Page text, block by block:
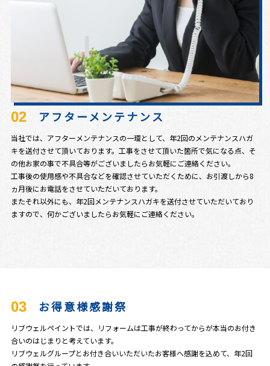
02 アフターメンテナンス
当社では、アフターメンテナンスの一環として、年2回のメンテナンスハガ
キを送付させて頂いております。工事をさせて頂いた箇所で気になる点、そ
の他お家の事で不具合等がございましたらお気軽にご連絡ください。
工事後の使用感や不具合などを確認させていただくために、お引渡しから8
ヵ月後にお電話をさせていただいております。
またそれ以外にも、年2回メンテナンスハガキを送付させていただいており
ますので、何かございましたらお気軽にご連絡ください。
03 お得意様感謝祭
リブウェルペイントでは、リフォームは工事が終わってからが本当のお付き
合いのはじまりと考えています。
リブウェルグループとお付き合いいただいたお客様へ感謝を込めて、年2回